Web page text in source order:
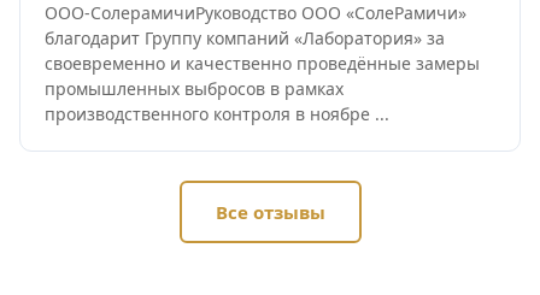
ООО-СолерамичиРуководство ООО «СолеРамичи»
благодарит Группу компаний «Лаборатория» за
своевременно и качественно проведённые замеры
промышленных выбросов в рамках
производственного контроля в ноябре ...
Все отзывы